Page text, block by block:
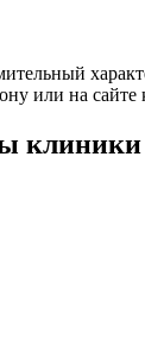
или на сайте
клиники